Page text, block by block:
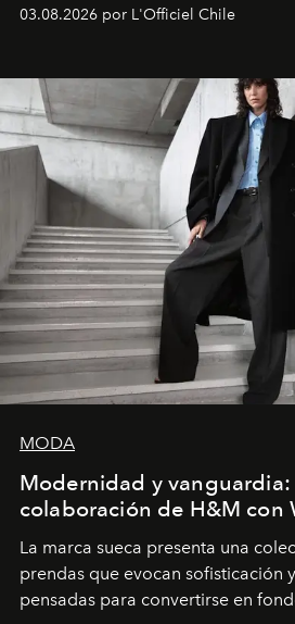
03.08.2026 por L'Officiel Chile
MODA
Modernidad y vanguardia:
colaboración de H&M con
La marca sueca presenta una
prendas que evocan sofisticación
pensadas para convertirse en